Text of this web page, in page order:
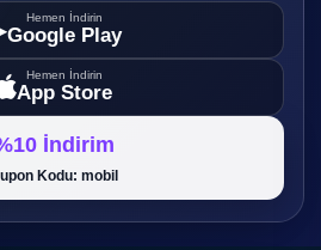
Hemen İndirin
Google Play
Hemen İndirin
App Store
İndirim
Kodu: mobil